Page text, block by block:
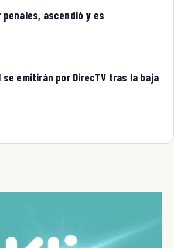
penales, ascendió y es
se emitirán por DirecTV tras la baja